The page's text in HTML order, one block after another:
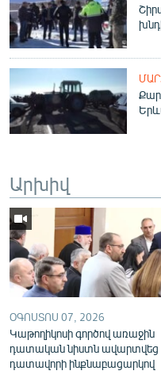
Հայերեն
English
Русский
ՀԵՏԵՎԵՔ ՄԵԶ
«Ազատության» բոլոր
Արխիվ
ՕԳՈՍՏՈՍ 07, 2026
Կաթողիկոսի գործով առաջին
դատական նիստն ավարտվեց
դատավորի ինքնաբացարկով